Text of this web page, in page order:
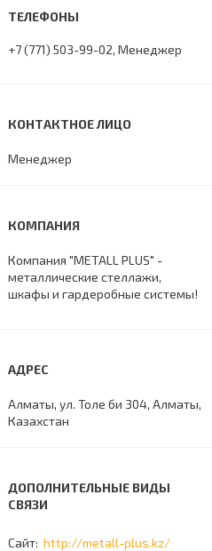
+7 (771) 503-99-02 Менеджер
Менеджер
Компания "METALL PLUS" -
металлические стеллажи,
шкафы и гардеробные системы!
Алматы, ул. Толе би 304, Алматы,
Казахстан
http://metall-plus.kz/